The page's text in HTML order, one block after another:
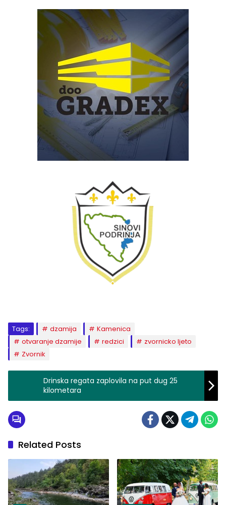
Tags: dzamija
Kamenica
otvaranje dzamije
redzici
zvornicko ljeto
Zvornik
Drinska regata zaplovila na put dug 25
kilometara
Related Posts